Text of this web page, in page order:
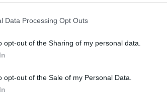
Data Processing Opt Outs
opt-out of the Sharing of my personal data.
opt-out of the Sale of my Personal Data.
része a folyamatnak – vagy
hozzá, hogy a palacsintafordítás
hamar jön.
palacsintát mutatnak be, de
ez az egyetlen kőbe vésett
„tökéletes” palacsinta receptet